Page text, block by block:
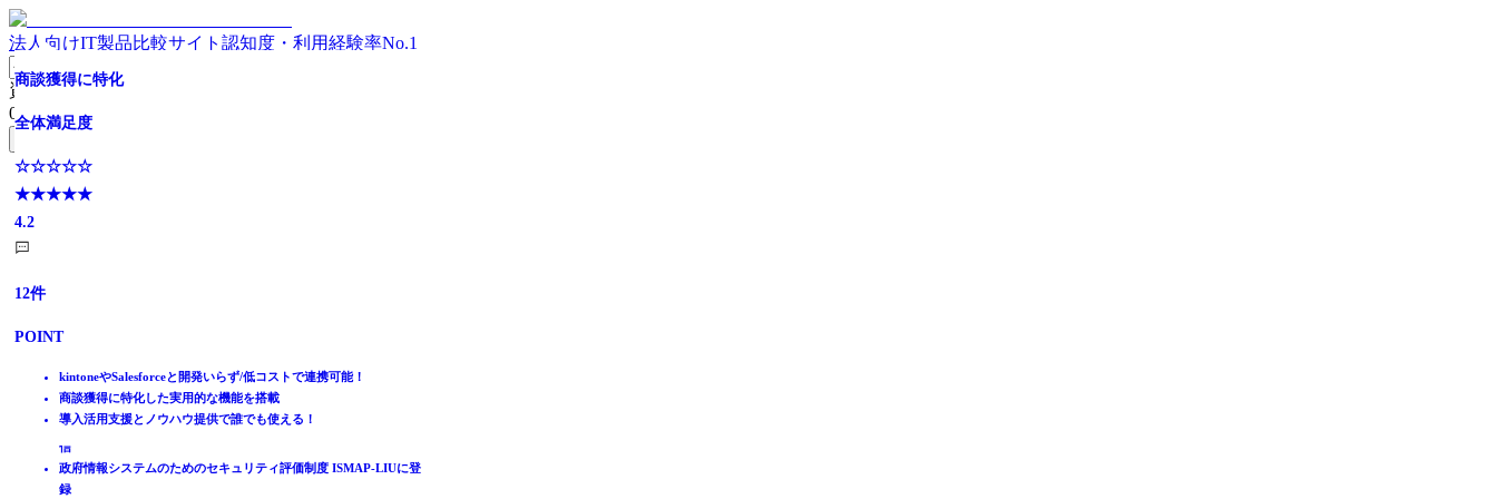
法人向けIT製品比較サイト 認知度・利用経験率No.1
資料請求リスト
0 件
製品を探す
動画で学ぶ
IT製品比較TOP
メール配信システム
eメッセージ
【営業成果につながるメールマーケティング】Sansanのメ
☆☆☆☆☆
★★★★★
4.2
名刺をデータ化することで、正確な顧客情報の配信リストが完成
標準搭載された企業情報を活用して、ターゲティング配信が可能
一括配信とOne to Oneメール配信の両方に対応
10,000社超の導入実績/メール配信
全体満足度
☆☆☆☆☆
★★★★★
4.1
144件
POINT
kintoneやSalesforceと開発いらず/低コストで連携可能！
シンプルな機能・操作で誰でもカンタンにメール配信ができる
楽楽メールマーケティング独自の機能で分析・改善業務を自動化
【無料トライアル有】国内最大級の配信実績！メール配信
☆☆☆☆☆
★★★★★
4.3
国内最大級 月間89億通の配信実績と毎時1,300万通の配信スピー
ド
HTMLエディター/顧客管理/効果測定/シナリオ配信 等全て標準搭
載
配信通数無制限！月額5,000円～利用可能、なりすまし対策も万全
マルチチャネルでパーソナルなコミュニケーションを実現
全体満足度
☆☆☆☆☆
★★★★★
3.8
36件
POINT
顧客の属性情報に基づいたパーソナライズされたコンテンツの配
信
AIを使って顧客行動を読み解き、メール配信を最適化
出
【顧客導入数シェア15年連続No.1】大規模配信を低価格で
☆☆☆☆☆
★★★★★
4.3
⼤企業、⾃治体に選ばれ顧客導入数15年連続No.1
27,000社以上の顧客基盤を活かし、⼤規模配信を低コストで実現
直感的に使えて簡単なHTMLエディタ/効果測定機能を搭載
大量高速メルマガ配信システム・いまなら無料トライアル
☆☆☆☆☆
★★★★★
4
初期費用0円・月額4000円から利用可能なメール配信システム
HTMLの知識は不要！スマホ対応メールを誰でも簡単に配信でき
ます
開封・クリックなどはグラフやヒートマップで見やすく分析可能
【ISMAP-LIU登録】シェアNO.1のメール・メルマガ配信
☆☆☆☆☆
★★★★★
4
シリーズ導入実績10,000社以上！毎時1,000万通※以上の高速配信
使いやすさ抜群で高機能。CSVリスト配信／データベース連携配
信
政府情報システムのためのセキュリティ評価制度 ISMAP-LIUに登
録
商談獲得に特化
全体満足度
☆☆☆☆☆
★★★★★
4.2
12件
POINT
kintoneやSalesforceと開発いらず/低コストで連携可能！
商談獲得に特化した実用的な機能を搭載
導入活用支援とノウハウ提供で誰でも使える！